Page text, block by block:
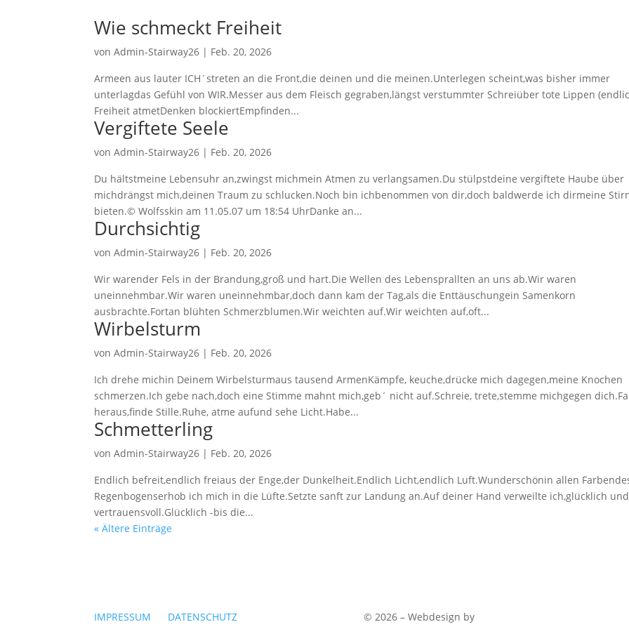
Wie schmeckt Freiheit
vonAdmin-Stairway26 | Feb. 20, 2026
Armeen aus lauter ICH´streten an die Front,die deinen und die meinen.Unterlegen scheint,was bisher immer
unterlagdas Gefühl von WIR.Messer aus dem Fleisch gegraben,längst verstummter Schreiüber tote Lippen
Freiheit atmetDenken blockiertEmpfinden...
Vergiftete Seele
vonAdmin-Stairway26 | Feb. 20, 2026
Du hältstmeine Lebensuhr an,zwingst michmein Atmen zu verlangsamen.Du stülpstdeine vergiftete Haube über
michdrängst mich,deinen Traum zu schlucken.Noch bin ichbenommen von dir,doch baldwerde ich dirmeine
bieten.© Wolfsskin am 11.05.07 um 18:54 UhrDanke an...
Durchsichtig
vonAdmin-Stairway26 | Feb. 20, 2026
Wir warender Fels in der Brandung,groß und hart.Die Wellen des Lebensprallten an uns ab.Wir waren
uneinnehmbar.Wir waren uneinnehmbar,doch dann kam der Tag,als die Enttäuschungein Samenkorn
ausbrachte.Fortan blühten Schmerzblumen.Wir weichten auf.Wir weichten auf,oft...
Wirbelsturm
vonAdmin-Stairway26 | Feb. 20, 2026
Ich drehe michin Deinem Wirbelsturmaus tausend ArmenKämpfe, keuche,drücke mich dagegen,meine Knochen
schmerzen.Ich gebe nach,doch eine Stimme mahnt mich,geb´ nicht auf.Schreie, trete,stemme michgegen
heraus,finde Stille.Ruhe, atme aufund sehe Licht.Habe...
Schmetterling
vonAdmin-Stairway26 | Feb. 20, 2026
Endlich befreit,endlich freiaus der Enge,der Dunkelheit.Endlich Licht,endlich Luft.Wunderschönin allen
Regenbogenserhob ich mich in die Lüfte.Setzte sanft zur Landung an.Auf deiner Hand verweilte ich,glücklich und
vertrauensvoll.Glücklich -bis die...
« Ältere Einträge
IMPRESSUM DATENSCHUTZ © 2026 – Webdesign by